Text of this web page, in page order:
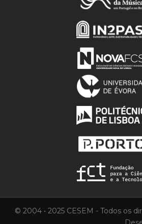
© 2004 • 2025 CESEM - Todos os